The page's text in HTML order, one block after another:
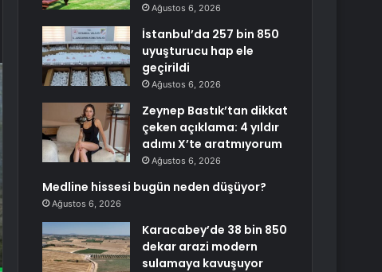
Ağustos 6, 2026
İstanbul’da 257 bin 850
uyuşturucu hap ele
geçirildi
Ağustos 6, 2026
Zeynep Bastık’tan dikkat
çeken açıklama: 4 yıldır
adımı X’te aratmıyorum
Ağustos 6, 2026
Medline hissesi bugün neden düşüyor?
Ağustos 6, 2026
Karacabey’de 38 bin 850
dekar arazi modern
sulamaya kavuşuyor